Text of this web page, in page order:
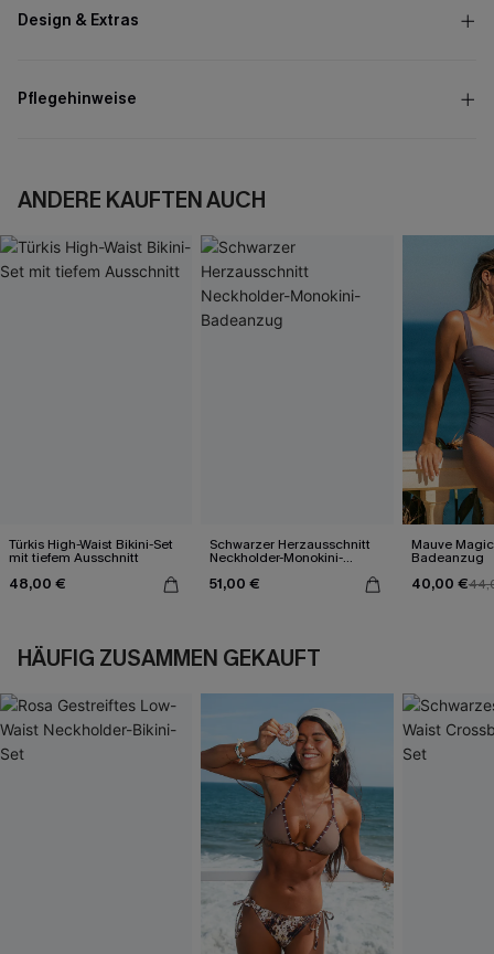
Design & Extras
Pflegehinweise
ANDERE KAUFTEN AUCH
Türkis High-Waist Bikini-Set
mit tiefem Ausschnitt
48,00 €
Schwarzer Herzausschnitt
Neckholder-Monokini-
51,00 €
Mauve
Badeanzug
40,00 €
HÄUFIG ZUSAMMEN GEKAUFT